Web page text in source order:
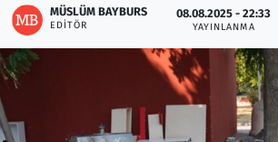
MÜSLÜM BAYBURS
EDITÖR
08.08.2025 - 22:33
YAYINLANMA
Memur ve Kamu